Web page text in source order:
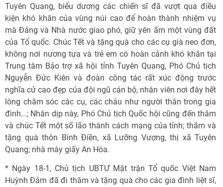
Tuyên Quang, biểu dương các chiến sĩ đã vượt qua điều
kiện khó khăn của vùng núi cao để hoàn thành nhiệm vụ
mà Đảng và Nhà nước giao phó, giữ yên ấm một vùng đất
của Tổ quốc. Chúc Tết và tặng quà cho các cụ già neo đơn,
không nơi nương tựa và trẻ em có hoàn cảnh khó khăn tại
Trung tâm Bảo trợ xã hội tỉnh Tuyên Quang, Phó Chủ tịch
Nguyễn Đức Kiên và đoàn công tác rất xúc động trước
nghĩa cử cao đẹp của đội ngũ cán bộ, nhân viên nơi đây hết
lòng chăm sóc các cụ, các cháu như người thân trong gia
đình...; Nhân dịp này, Phó Chủ tịch Quốc hội cũng đến thăm
và chúc Tết một số lão thành cách mạng của tỉnh; thăm và
tặng quà thôn Bình Điền, xã Lưỡng Vượng, thị xã Tuyên
Quang; nhà máy giấy An Hòa.
* Ngày 18-1, Chủ tịch UBTƯ Mặt trận Tổ quốc Việt Nam
Huỳnh Đảm đã đi thăm và tặng quà cho các gia đình liệt sĩ,